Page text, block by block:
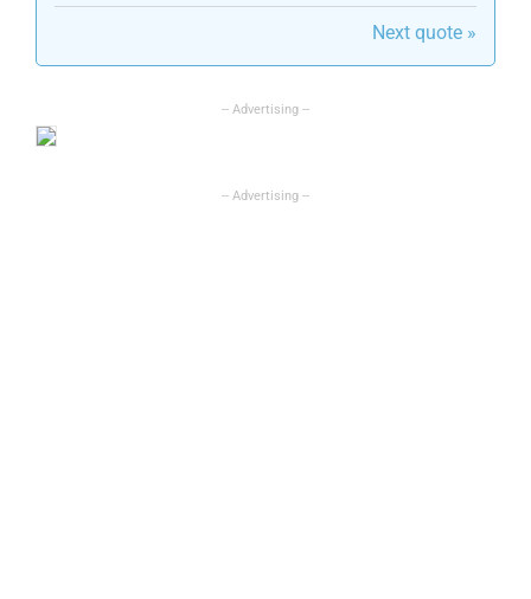
Next quote »